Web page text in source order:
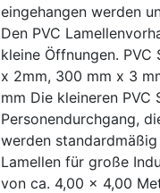
eingehangen werden
Den PVC
kleine Öffnungen.
x 2mm, 300 mm x 3
mm Die kleineren PVC
Personendurchgang,
werden
Lamellen für große
von ca. 4,00 x 4,00